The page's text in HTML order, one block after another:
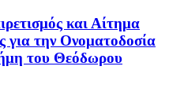
και Αίτημα
για την Ονοματοδοσία
του Θεόδωρου